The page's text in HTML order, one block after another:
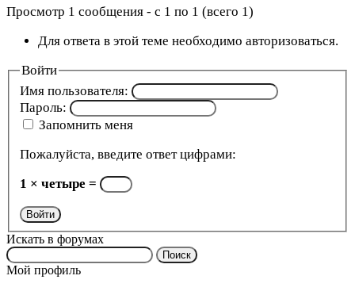
Просмотр 1 сообщения - с 1 по 1 (всего 1)
Для ответа в этой теме необходимо авторизоваться.
Войти
Имя пользователя:
Пароль:
Запомнить меня
Пожалуйста, введите ответ цифрами:
1 × четыре =
Войти
Искать в форумах
Поиск:
Мой профиль